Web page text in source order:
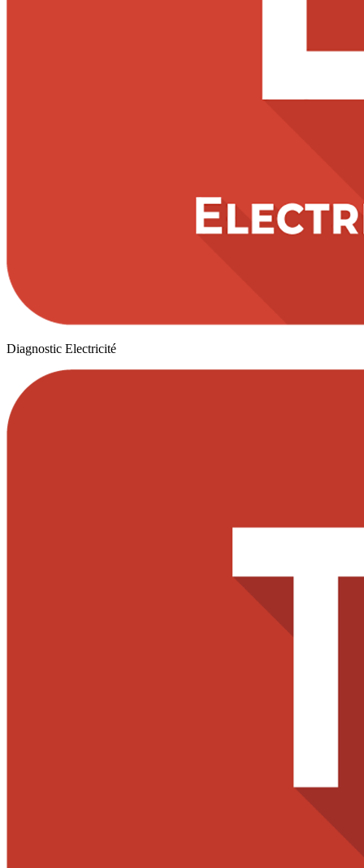
Diagnostic Electricité